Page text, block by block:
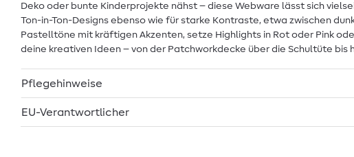
Deko oder bunte Kinderprojekte nähst – diese Webware lässt sich
Ton-in-Ton-Designs ebenso wie für starke Kontraste, etwa zwischen
Pastelltöne mit kräftigen Akzenten, setze Highlights in Rot oder Pink
deine kreativen Ideen – von der Patchworkdecke über die Schultüte bis
Pflegehinweise
EU-Verantwortlicher